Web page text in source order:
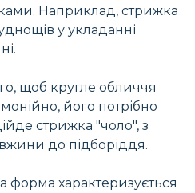
Наприклад, стрижка
у укладанні
щоб кругле обличчя
його потрібно
стрижка "чоло", з
до підборіддя.
форма характеризується